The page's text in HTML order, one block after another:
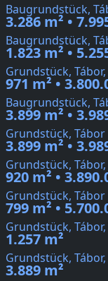
Baugrundstück,
3.286 m² •
Baugrundstück,
1.823 m² •
Grundstück,
971 m² •
Baugrundstück,
3.899 m² •
Grundstück, Tábor
3.899 m² •
Grundstück,
920 m² •
Grundstück, Tábor
799 m² •
Grundstück,
1.257 m²
Grundstück,
3.889 m²